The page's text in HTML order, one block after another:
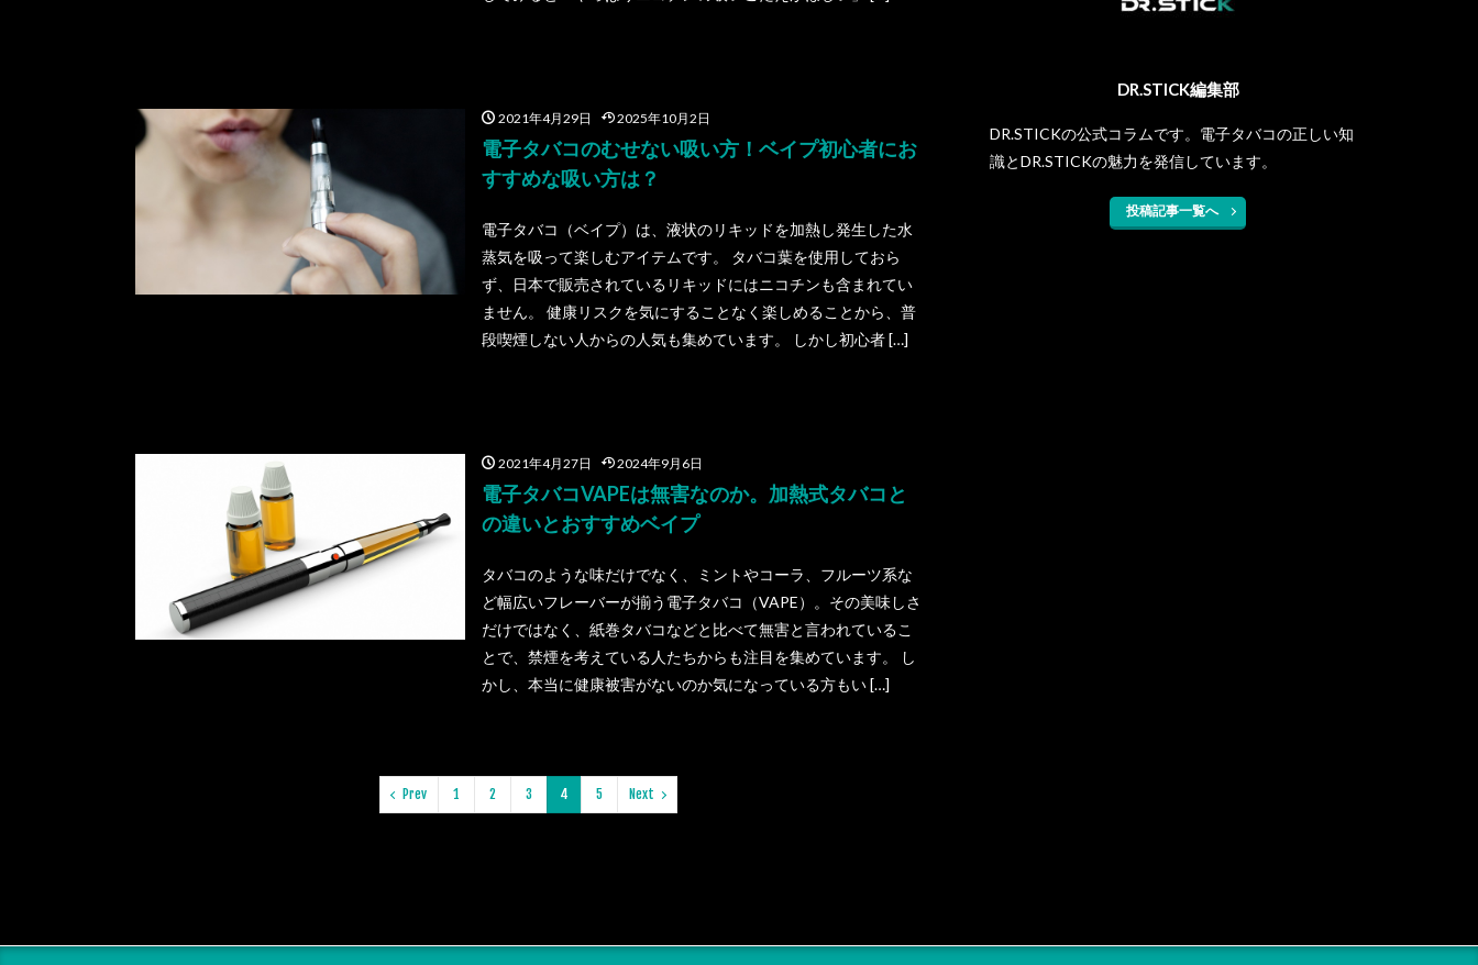
2021年4月29日 2025年10月2日
電子タバコのむせない吸い方！ベイプ初心者にお
すすめな吸い方は？
電子タバコ（ベイプ）は、液状のリキッドを加熱し発生した水
蒸気を吸って楽しむアイテムです。 タバコ葉を使用しておら
ず、日本で販売されているリキッドにはニコチンも含まれてい
ません。 健康リスクを気にすることなく楽しめることから、普
段喫煙しない人からの人気も集めています。 しかし初心者 […]
2021年4月27日 2024年9月6日
電子タバコVAPEは無害なのか。加熱式タバコと
の違いとおすすめベイプ
タバコのような味だけでなく、ミントやコーラ、フルーツ系な
ど幅広いフレーバーが揃う電子タバコ（VAPE）。その美味しさ
だけではなく、紙巻タバコなどと比べて無害と言われているこ
とで、禁煙を考えている人たちからも注目を集めています。 し
かし、本当に健康被害がないのか気になっている方もい […]
Prev 1 2 3 4 5 Next
DR.STICK編集部
DR.STICKの公式コラムです。電子タバコの正しい知
識とDR.STICKの魅力を発信しています。
投稿記事一覧へ